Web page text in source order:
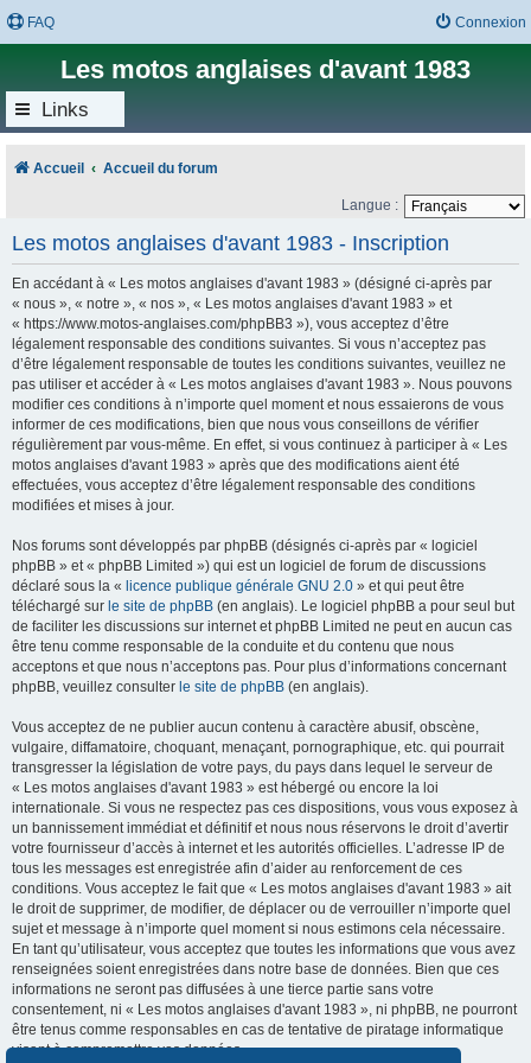
FAQ Connexion
Les motos anglaises d'avant 1983
Links
Accueil Accueil du forum
Langue :
Les motos anglaises d'avant 1983 - Inscription
En accédant à « Les motos anglaises d'avant 1983 » (désigné ci-après par
« nous », « notre », « nos », « Les motos anglaises d'avant 1983 » et
« https://www.motos-anglaises.com/phpBB3 »), vous acceptez d’être
légalement responsable des conditions suivantes. Si vous n’acceptez pas
d’être légalement responsable de toutes les conditions suivantes, veuillez ne
pas utiliser et accéder à « Les motos anglaises d'avant 1983 ». Nous pouvons
modifier ces conditions à n’importe quel moment et nous essaierons de vous
informer de ces modifications, bien que nous vous conseillons de vérifier
régulièrement par vous-même. En effet, si vous continuez à participer à « Les
motos anglaises d'avant 1983 » après que des modifications aient été
effectuées, vous acceptez d’être légalement responsable des conditions
modifiées et mises à jour.
Nos forums sont développés par phpBB (désignés ci-après par « logiciel
phpBB » et « phpBB Limited ») qui est un logiciel de forum de discussions
déclaré sous la « licence publique générale GNU 2.0 » et qui peut être
téléchargé sur le site de phpBB (en anglais). Le logiciel phpBB a pour seul but
de faciliter les discussions sur internet et phpBB Limited ne peut en aucun cas
être tenu comme responsable de la conduite et du contenu que nous
acceptons et que nous n’acceptons pas. Pour plus d’informations concernant
phpBB, veuillez consulter le site de phpBB (en anglais).
Vous acceptez de ne publier aucun contenu à caractère abusif, obscène,
vulgaire, diffamatoire, choquant, menaçant, pornographique, etc. qui pourrait
transgresser la législation de votre pays, du pays dans lequel le serveur de
« Les motos anglaises d'avant 1983 » est hébergé ou encore la loi
internationale. Si vous ne respectez pas ces dispositions, vous vous exposez à
un bannissement immédiat et définitif et nous nous réservons le droit d’avertir
votre fournisseur d’accès à internet et les autorités officielles. L’adresse IP de
tous les messages est enregistrée afin d’aider au renforcement de ces
conditions. Vous acceptez le fait que « Les motos anglaises d'avant 1983 » ait
le droit de supprimer, de modifier, de déplacer ou de verrouiller n’importe quel
sujet et message à n’importe quel moment si nous estimons cela nécessaire.
En tant qu’utilisateur, vous acceptez que toutes les informations que vous avez
renseignées soient enregistrées dans notre base de données. Bien que ces
informations ne seront pas diffusées à une tierce partie sans votre
consentement, ni « Les motos anglaises d'avant 1983 », ni phpBB, ne pourront
être tenus comme responsables en cas de tentative de piratage informatique
visant à compromettre vos données.